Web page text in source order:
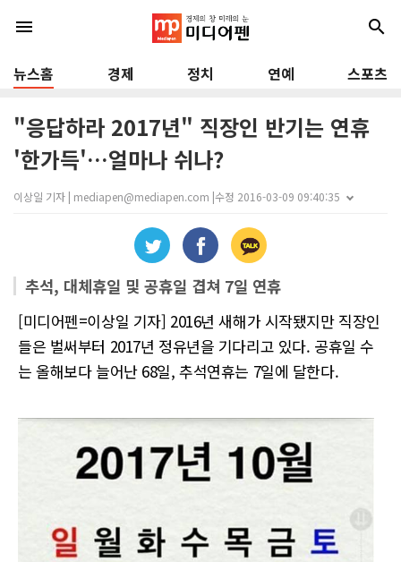
menu search
뉴스홈 경제 정치 연예 스포츠
"응답하라 2017년" 직장인 반기는 연휴
'한가득'…얼마나 쉬나?
이상일 기자 | mediapen@mediapen.com |수정 2016-03-09 09:40:35
추석, 대체휴일 및 공휴일 겹쳐 7일 연휴
[미디어펜=이상일 기자] 2016년 새해가 시작됐지만 직장인
들은 벌써부터 2017년 정유년을 기다리고 있다. 공휴일 수
는 올해보다 늘어난 68일, 추석연휴는 7일에 달한다.